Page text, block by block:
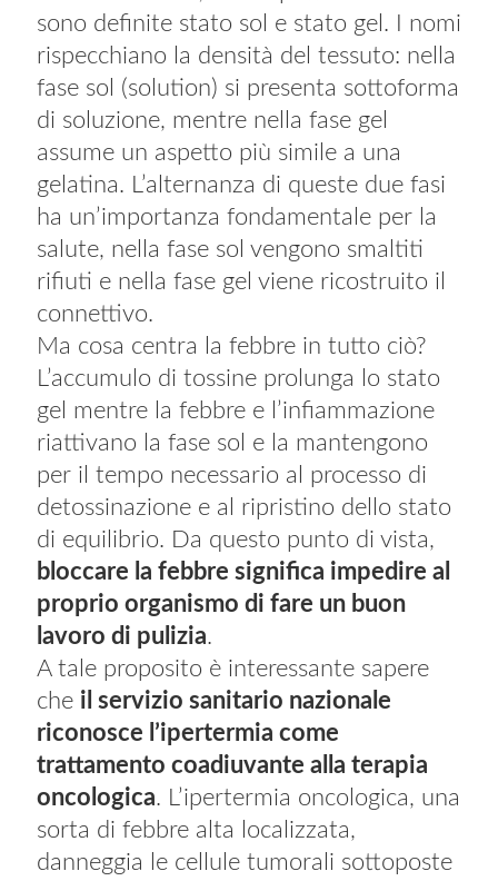
sono definite stato sol e stato gel. I nomi
rispecchiano la densità del tessuto: nella
fase sol (solution) si presenta sottoforma
di soluzione, mentre nella fase gel
assume un aspetto più simile a una
gelatina. L’alternanza di queste due fasi
ha un’importanza fondamentale per la
salute, nella fase sol vengono smaltiti
rifiuti e nella fase gel viene ricostruito il
connettivo.
Ma cosa centra la febbre in tutto ciò?
L’accumulo di tossine prolunga lo stato
gel mentre la febbre e l’infiammazione
riattivano la fase sol e la mantengono
per il tempo necessario al processo di
detossinazione e al ripristino dello stato
di equilibrio. Da questo punto di vista,
bloccare la febbre significa impedire al
proprio organismo di fare un buon
lavoro di pulizia.
A tale proposito è interessante sapere
che il servizio sanitario nazionale
riconosce l’ipertermia come
trattamento coadiuvante alla terapia
oncologica. L’ipertermia oncologica, una
sorta di febbre alta localizzata,
danneggia le cellule tumorali sottoposte